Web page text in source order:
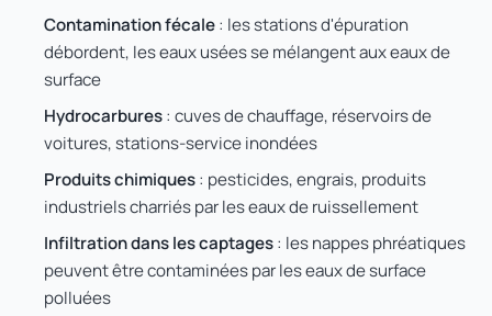
Contamination fécale: les stations d'épuration
débordent, les eaux usées se mélangent aux eaux de
surface
Hydrocarbures: cuves de chauffage, réservoirs de
voitures, stations-service inondées
Produits chimiques: pesticides, engrais, produits
industriels charriés par les eaux de ruissellement
Infiltration dans les captages: les nappes phréatiques
peuvent être contaminées par les eaux de surface
polluées